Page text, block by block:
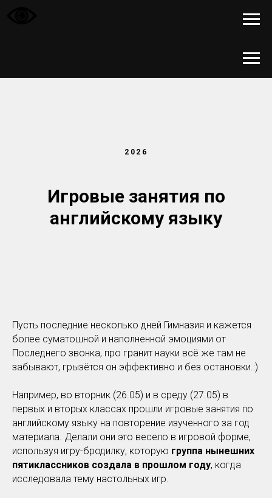
2026
Игровые занятия по
английскому языку
Пусть последние несколько дней Гимназия и кажется
более суматошной и наполненной эмоциями от
Последнего звонка, про гранит науки всё же там не
забывают, грызётся он эффективно и без остановки.:)
Например, во вторник (26.05) и в среду (27.05) в
первых и вторых классах прошли игровые занятия по
английскому языку на повторение изученного за год
материала. Делали они это весело в игровой форме,
используя игру-бродилку, которую группа нынешних
пятиклассников создала в прошлом году, когда
исследовала тему настольных игр.